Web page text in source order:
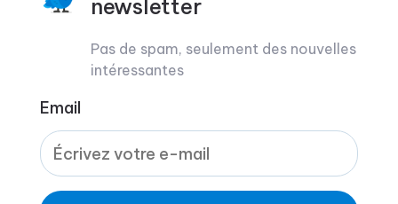
newsletter
Pas de spam, seulement des nouvelles
intéressantes
Email